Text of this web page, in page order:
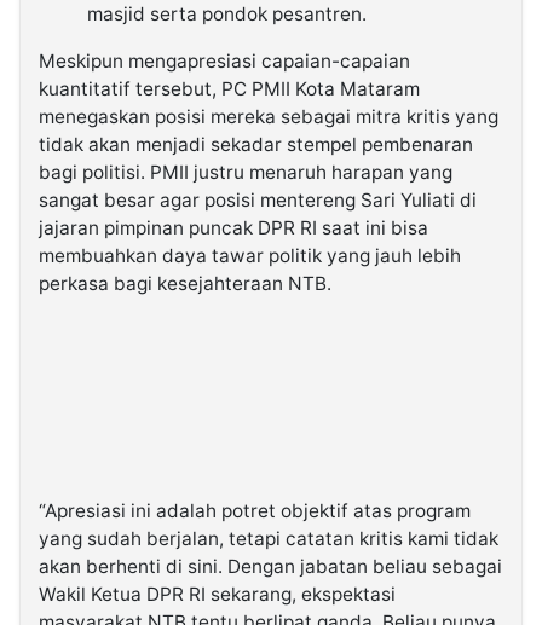
masjid serta pondok pesantren.
Meskipun mengapresiasi capaian-capaian
kuantitatif tersebut, PC PMII Kota Mataram
menegaskan posisi mereka sebagai mitra kritis yang
tidak akan menjadi sekadar stempel pembenaran
bagi politisi. PMII justru menaruh harapan yang
sangat besar agar posisi mentereng Sari Yuliati di
jajaran pimpinan puncak DPR RI saat ini bisa
membuahkan daya tawar politik yang jauh lebih
perkasa bagi kesejahteraan NTB.
“Apresiasi ini adalah potret objektif atas program
yang sudah berjalan, tetapi catatan kritis kami tidak
akan berhenti di sini. Dengan jabatan beliau sebagai
Wakil Ketua DPR RI sekarang, ekspektasi